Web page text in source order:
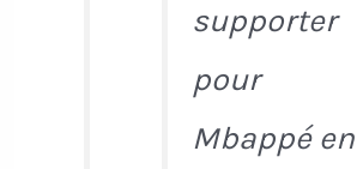
supporter
pour
Mbappé en